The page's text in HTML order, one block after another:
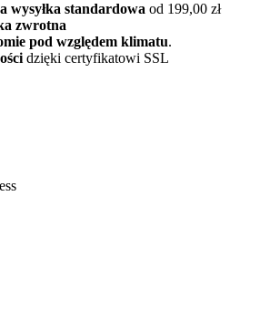
wysyłka standardowa od 199,00 zł
zwrotna
pod względem klimatu.
dzięki certyfikatowi SSL